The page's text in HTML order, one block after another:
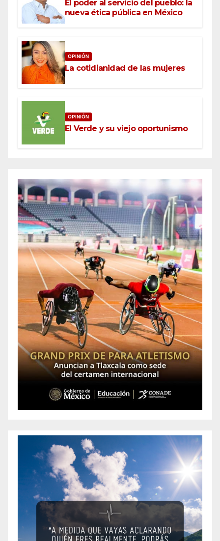
El poder al servicio del pueblo: la
nueva ética pública en México
OPINIÓN
La cotidianidad de las mujeres
OPINIÓN
El Verde y su viejo oportunismo